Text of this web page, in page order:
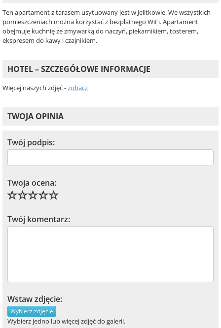
Ten apartament z tarasem usytuowany jest w Jelitkowie. We wszystkich
pomieszczeniach można korzystać z bezpłatnego WiFi. Apartament
obejmuje kuchnię ze zmywarką do naczyń, piekarnikiem, tosterem,
ekspresem do kawy i czajnikiem.
HOTEL – SZCZEGÓŁOWE INFORMACJE
Więcej naszych zdjęć -zobacz
TWOJA OPINIA
Twój podpis:
Twoja ocena:
Twój komentarz:
Wstaw zdjęcie:
Wybierz zdjęcie
Wybierz jedno lub więcej zdjęć do galerii.